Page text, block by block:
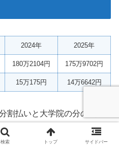
2024年 2025年
180万2104円 175万9702円
15万175円 14万6642円
割払いと大学院の分の奨学
ンと減りました！嬉しい😊
検索 トップ サイドバー